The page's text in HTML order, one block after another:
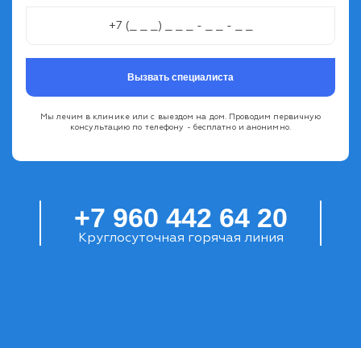
Вызвать специалиста
Мы лечим в клинике или с выездом на дом. Проводим первичную
консультацию по телефону - бесплатно и анонимно.
+7 960 442 64 20
Круглосуточная горячая линия